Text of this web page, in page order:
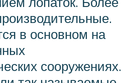
в основном на
сооружениях.